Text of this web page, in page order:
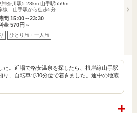
神奈川駅5.28km 山手駅559m
線 山手駅から徒歩5分
間 15:00～23:30
金 570円～
ひとり旅・一人旅
た。近場で格安温泉を探したら、根岸線山手駅
り、自転車で30分位で着きました。途中の地蔵